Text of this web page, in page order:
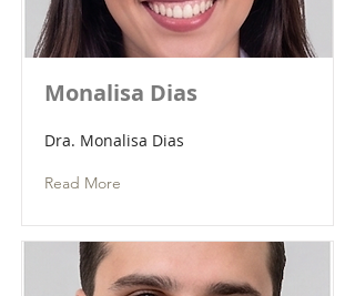
Monalisa Dias
Dra. Monalisa Dias
Read More